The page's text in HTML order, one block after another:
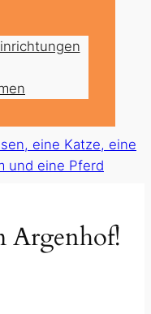
Argenhof!